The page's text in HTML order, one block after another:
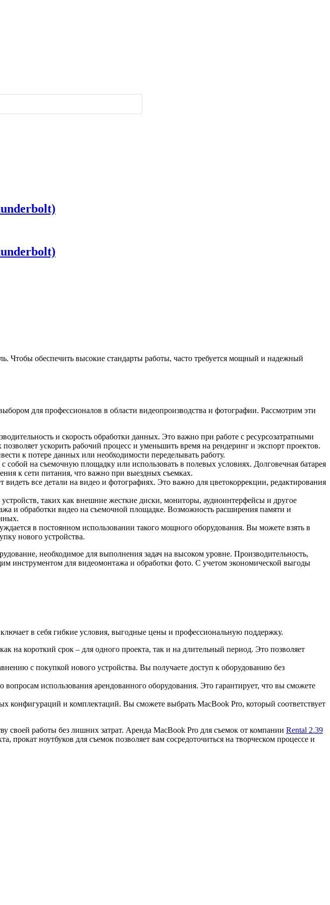
Чтобы обеспечить высокие стандарты работы, часто требуется мощный и надежный
для профессионалов в области видеопроизводства и фотографии. Рассмотрим эти
и скорость обработки данных. Это важно при работе с ресурсозатратными
ускорить рабочий процесс и уменьшить время на рендеринг и экспорт проектов.
к потере данных или необходимости переделывать работу.
на съемочную площадку или использовать в полевых условиях. Долговечная батарея
к сети питания, что важно при выездных съемках.
все детали на видео и фотографиях. Это важно для цветокоррекции, редактирования
таких как внешние жесткие диски, мониторы, аудиоинтерфейсы и другое
и обработки видео на съемочной площадке. Возможность расширения памяти и
в постоянном использовании такого мощного оборудования. Вы можете взять в
нового устройства.
необходимое для выполнения задач на высоком уровне. Производительность,
инструментом для видеомонтажа и обработки фото. С учетом экономической выгоды
в себя гибкие условия, выгодные цены и профессиональную поддержку.
на короткий срок – для одного проекта, так и на длительный период. Это позволяет
с покупкой нового устройства. Вы получаете доступ к оборудованию без
использования арендованного оборудования. Это гарантирует, что вы сможете
конфигураций и комплектаций. Вы сможете выбрать MacBook Pro, который соответствует
своей работы без лишних затрат. Аренда MacBook Pro для съемок от компании Rental 2.39
прокат ноутбуков для съемок позволяет вам сосредоточиться на творческом процессе и